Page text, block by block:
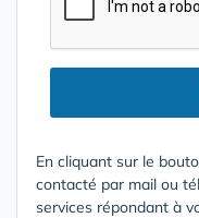
En cliquant sur le
contacté par mail ou
services répondant à